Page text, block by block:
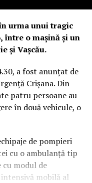
urma unui tragic
între o mașină și un
și Vașcău.
a fost anunțat de
Crişana. Din
patru persoane au
în două vehicule, o
de pompieri
cu o ambulanță tip
cu modul de
mobilă al